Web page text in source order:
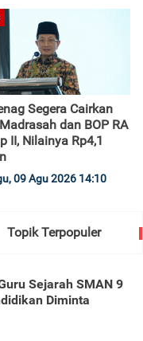
Segera Cairkan
dan BOP RA
II, Nilainya Rp4,1
09 Agu 2026 14:10
Topik Terpopuler
Sejarah SMAN 9
Diminta